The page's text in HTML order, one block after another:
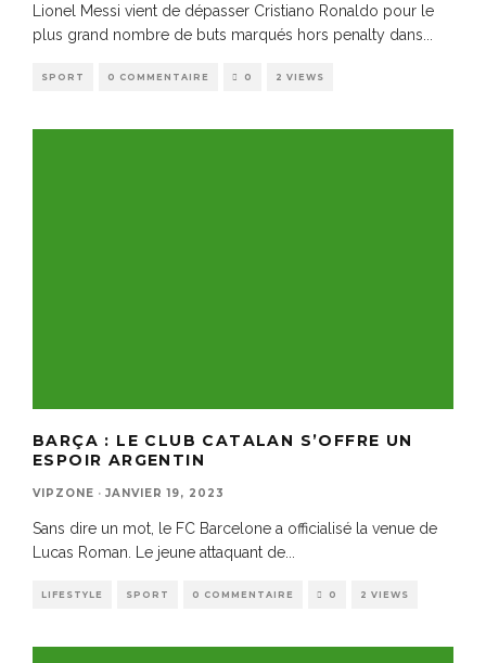
Lionel Messi vient de dépasser Cristiano Ronaldo pour le
plus grand nombre de buts marqués hors penalty dans
SPORT 0 COMMENTAIRE 0 2 VIEWS
BARÇA : LE CLUB CATALAN S’OFFRE UN
ESPOIR ARGENTIN
VIPZONE · JANVIER 19, 2023
Sans dire un mot, le FC Barcelone a officialisé la venue de
Lucas Roman. Le jeune attaquant de...
LIFESTYLE SPORT 0 COMMENTAIRE 0 2 VIEWS